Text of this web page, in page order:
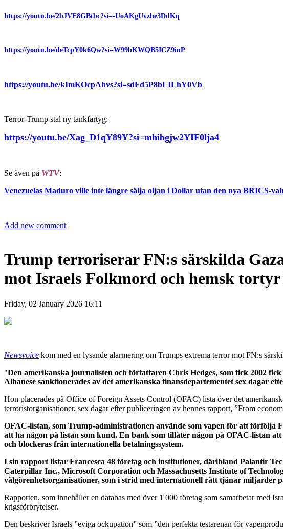
https://youtu.be/2bJVE8GBtbc?si=-UoAKgUvzhe3DdKq
https://youtu.be/deTcpY0k6Qw?si=W99bKWQB5ICZ9inP
https://youtu.be/kImKOcpAhvs?si=sdFd5P8bLILhY0Vb
Terror-Trump stal ny tankfartyg:
https://youtu.be/Xag_D1qY89Y?si=mhibgjw2YIF0lja4
Se även på WTV:
Venezuelas Maduro ville inte längre sälja oljan i Dollar utan den nya BRICS-
Add new comment
Trump terroriserar FN:s särskilda
mot Israels Folkmord och hemsk tortyr
Friday, 02 January 2026 16:11
Newsvoice kom med en lysande alarmering om Trumps extrema terror mot FN:s
"Den amerikanska journalisten och författaren Chris Hedges, som fick 2002
Albanese sanktionerades av det amerikanska finansdepartementet sex dagar
Hon placerades på Office of Foreign Assets Control (OFAC) lista över det
terroristorganisationer, sex dagar efter publiceringen av hennes rapport, ”From
OFAC-listan, som Trump-administrationen använde som vapen för att
att ha någon på listan som kund. En bank som tillåter någon på OFAC-listan
och blockeras från internationella betalningssystem.
I sin rapport listar Francesca 48 företag och institutioner, däribland Palantir
Caterpillar Inc., Microsoft Corporation och Massachusetts Institute of
välgörenhetsorganisationer, som i strid med internationell rätt tjänar miljarder
Rapporten, som innehåller en databas med över 1 000 företag som samarbetar med
krigsförbrytelser.
Den beskriver Israels ”eviga ockupation” som ”den perfekta testarenan för